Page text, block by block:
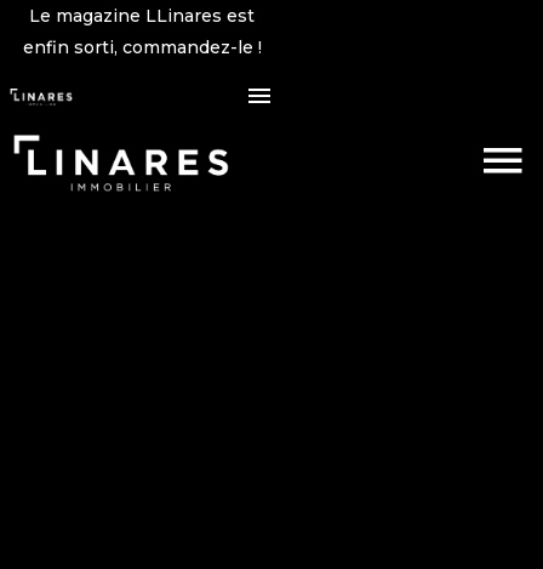
Le magazine LLinares est
enfin sorti, commandez-le !